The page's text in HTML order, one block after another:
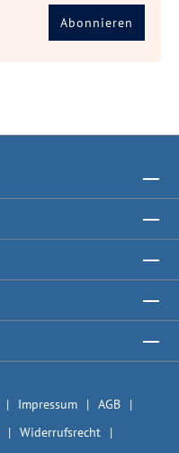
Abonnieren
Impressum
AGB
Widerrufsrecht